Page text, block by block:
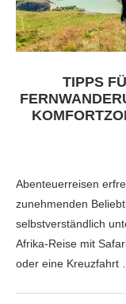
TIPPS
Abenteuerreisen
zunehmenden
selbstverständlich
Afrika-Reise mit
oder eine Kreuzfahrt …